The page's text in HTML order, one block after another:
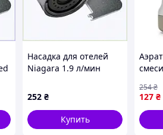
Насадка для отелей
Niagara 1.9 л/мин
C38P5256
252 ₴
Купить
127 ₴
254₴